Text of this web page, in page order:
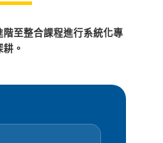
至整合課程進行系統化專
。